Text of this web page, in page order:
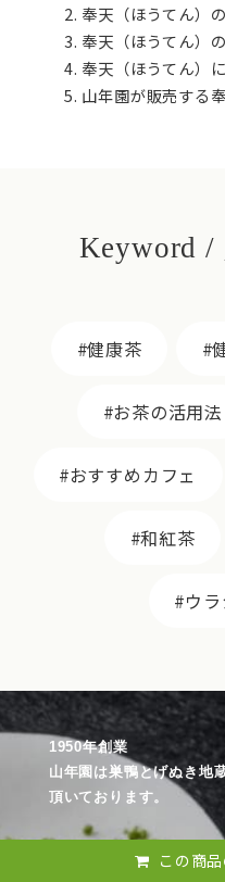
奉天（ほうてん）
奉天（ほうてん）
奉天（ほうてん）
山年園が販売する
Keyword /
健康茶
お茶の活用法
おすすめカフェ
和紅茶
ウ
1950年創業
山年園は巣鴨とげぬき地
頂いております。
この商